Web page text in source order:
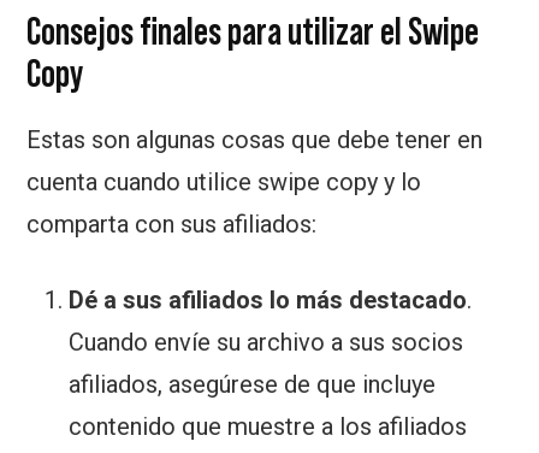
Consejos finales para utilizar el Swipe
Copy
Estas son algunas cosas que debe tener en
cuenta cuando utilice swipe copy y lo
comparta con sus afiliados:
Dé a sus afiliados lo más destacado.
Cuando envíe su archivo a sus socios
afiliados, asegúrese de que incluye
contenido que muestre a los afiliados